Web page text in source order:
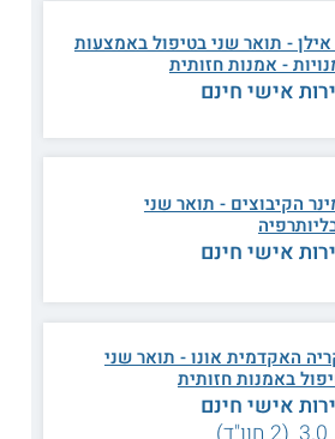
משפיעה על הגוף והנפש גם יחד,
מתרבויות שונות יש תגובות
ולנגינה. המוזיקה מסייעת גם ליצור
אדם ותורמת להתפתחות, מסיבה זו יש
במערך התרפיה שלהם. לפי גישת
בהם כדי לעזור למטופלים להתגבר על
ללמוד במסלוללתואר שני בתרפיה
שיכולים לעזור למטפלים לגשת
שלהם דרך ביטוי יצירתי ונגינה.
אפשרויות תעסוקה בשירותי בריאות
וקשישים במסגרות כבתי חולים, פנימיות
הרגיל והמיוחד.
- תואר שני בטיפול באמצעות
- אמנות חזותית
אישי חינם
הקיבוצים - תואר שני
אישי חינם
האקדמית אונו - תואר שני
באמנות חזותית
אישי חינם
3.0 (2 חוו"ד)